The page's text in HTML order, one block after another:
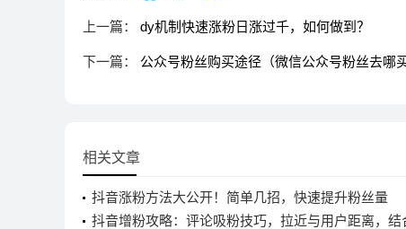
上一篇： dy机制快速涨粉日涨过千，如何做到？
下一篇： 公众号粉丝购买途径（微信公众号粉丝去哪
相关文章
抖音涨粉方法大公开！简单几招，快速提升粉丝量
抖音增粉攻略：评论吸粉技巧，拉近与用户距离，结